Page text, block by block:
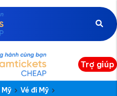
Trợ giúp
Mỹ
Vé đi Mỹ